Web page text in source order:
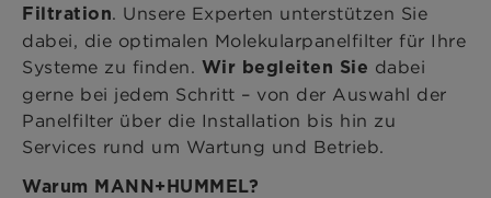
Filtration. Unsere Experten unterstützen Sie
dabei, die optimalen Molekularpanelfilter für Ihre
Systeme zu finden. Wir begleiten Sie dabei
gerne bei jedem Schritt – von der Auswahl der
Panelfilter über die Installation bis hin zu
Services rund um Wartung und Betrieb.
Warum MANN+HUMMEL?